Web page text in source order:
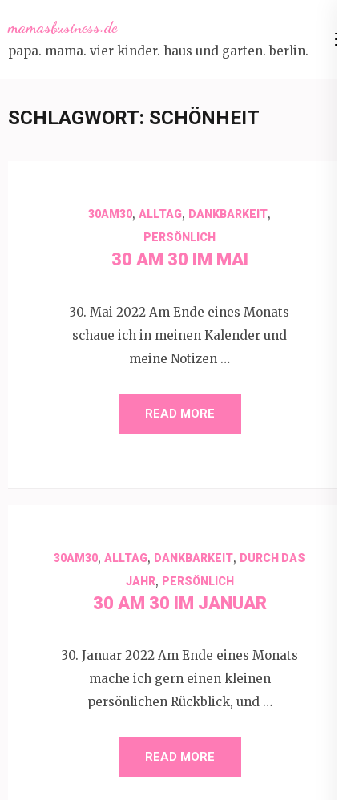
to
content
mamasbusiness.de
papa. mama. vier kinder. haus und garten. berlin.
SCHLAGWORT: SCHÖNHEIT
30AM30, ALLTAG, DANKBARKEIT,
PERSÖNLICH
30 AM 30 IM MAI
30. Mai 2022 Am Ende eines Monats
schaue ich in meinen Kalender und
meine Notizen …
READ MORE
30AM30, ALLTAG, DANKBARKEIT, DURCH DAS
JAHR, PERSÖNLICH
30 AM 30 IM JANUAR
30. Januar 2022 Am Ende eines Monats
mache ich gern einen kleinen
persönlichen Rückblick, und …
READ MORE